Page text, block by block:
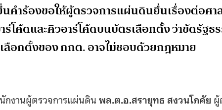
คำร้องขอให้ผู้ตรวจการแผ่นดินยื่นเรื่องต่อศา
ค้ดและคิวอาร์โค้ดบนบัตรเลือกตั้ง ว่าขัดรัฐ
ลือกตั้งของ กกต. อาจไม่ชอบด้วยกฎหมาย
งานผู้ตรวจการแผ่นดิน พล.ต.อ.สรายุทธ สงวนโภคัย ผู้